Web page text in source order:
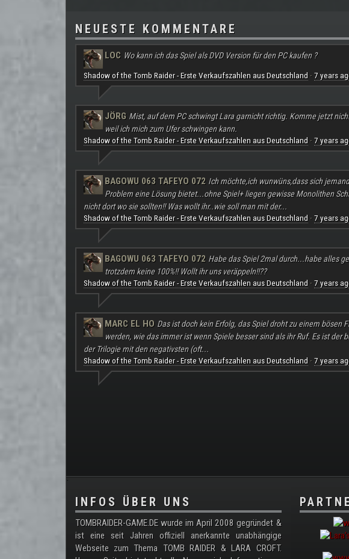
NEUESTE KOMMENTARE
LOC Wo kann ich das Spiel als DVD Version für den PC kaufen ?
Shadow of the Tomb Raider - Erste Verkaufszahlen aus Deutschland · 7 years
JÖRG Mist, auf dem PC schwingt Lara garnicht richtig. Komme jetzt
weil ich mich zum Ufer schwingen kann.
Shadow of the Tomb Raider - Erste Verkaufszahlen aus Deutschland · 7 years
BAGOWU 063 TAFEYO 072 Ich möchte,ich wunwüns,dass sich
Problem eine Lösung bietet...ohne Spiel+ liegen gewisse Monolithen
nicht dort wo sie sollten!! Was wollt ihr..wie soll man mit der...
Shadow of the Tomb Raider - Erste Verkaufszahlen aus Deutschland · 7 years
BAGOWU 063 TAFEYO 072 Habe das Spiel 2mal durch...habe alles
trotzdem keine 100%!! Wollt ihr uns veräppeln!!??
Shadow of the Tomb Raider - Erste Verkaufszahlen aus Deutschland · 7 years
MARC EL HO Das ist doch kein Erfolg, das Spiel droht zu einem bösen
werden, wie das immer ist wenn Spiele besser sind als ihr Ruf. Es ist der
der Trilogie mit den negativsten (oft...
Shadow of the Tomb Raider - Erste Verkaufszahlen aus Deutschland · 7 years
.
INFOS ÜBER UNS
TOMBRAIDER-GAME.DE wurde im April 2008 gegründet &
ist eine seit Jahren offiziell anerkannte unabhängige
Webseite zum Thema TOMB RAIDER & LARA CROFT.